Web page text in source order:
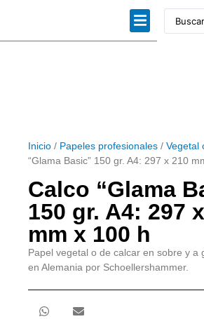
Inicio / Papeles profesionales / Vegetal
“Glama Basic” 150 gr. A4: 297 x 210
Calco “Glama
150 gr. A4: 297
mm x 100 h
Papel vegetal o de calcar en sobre y a
en Alemania por Schoellershammer.